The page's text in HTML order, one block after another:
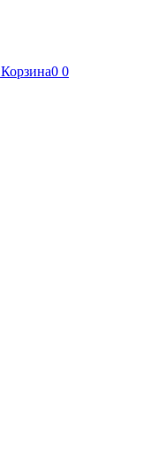
Корзина0 0